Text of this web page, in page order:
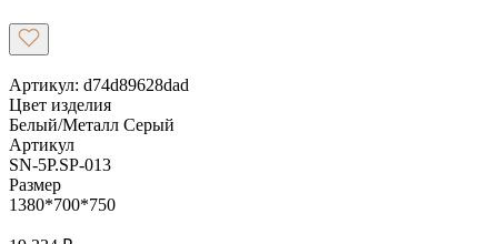
Артикул: d74d89628dad
Цвет изделия
Белый/Металл Серый
Артикул
SN-5P.SP-013
Размер
1380*700*750